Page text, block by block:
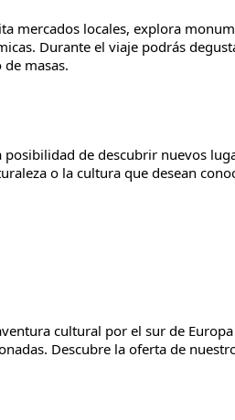
mercados locales, explora
Durante el viaje podrás
masas.
de descubrir nuevos
o la cultura que desean
cultural por el sur de
Descubre la oferta de